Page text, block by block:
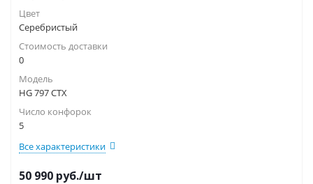
Цвет
Серебристый
Стоимость доставки
0
Модель
HG 797 CTX
Число конфорок
5
Все характеристики
50 990 руб./шт